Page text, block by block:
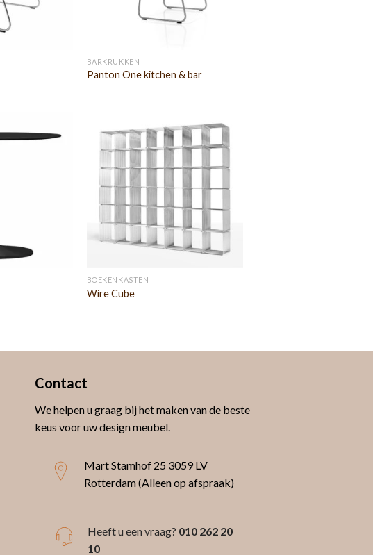
BARKRUKKEN
Panton One kitchen & bar
BOEKENKASTEN
Wire Cube
Contact
We helpen u graag bij het maken van de beste
keus voor uw design meubel.
Mart Stamhof 25 3059 LV
Rotterdam (Alleen op afspraak)
Heeft u een vraag? 010 262 20
10